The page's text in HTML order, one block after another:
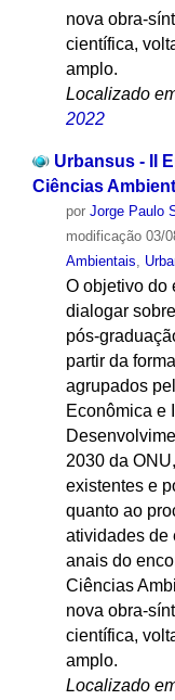
nova obra-
científica,
amplo.
Localizado
2022
Urbansus - II
Ciências
por Jorge Paulo
modificação03/
Ambientais,
O objetivo do
dialogar
pós-
partir da
agrupados
Econômica e
2030 da
existentes e
quanto ao
atividades de
anais do
Ciências
nova obra-
científica,
amplo.
Localizado